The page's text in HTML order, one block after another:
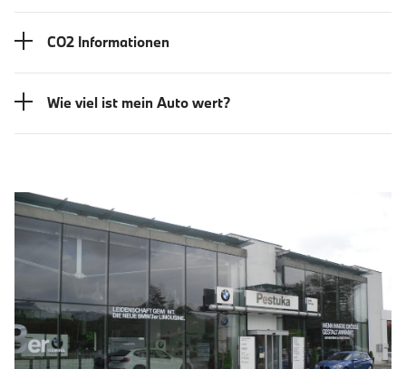
CO2 Informationen
Wie viel ist mein Auto wert?